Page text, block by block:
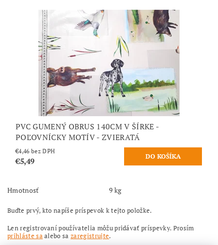
PVC GUMENÝ OBRUS 140CM V ŠÍRKE -
POĽOVNÍCKY MOTÍV - ZVIERATÁ
€4,46 bez DPH
€5,49
Hmotnosť 9 kg
Buďte prvý, kto napíše príspevok k tejto položke.
Len registrovaní používatelia môžu pridávať príspevky. Prosím
prihláste sa alebo sazaregistrujte.